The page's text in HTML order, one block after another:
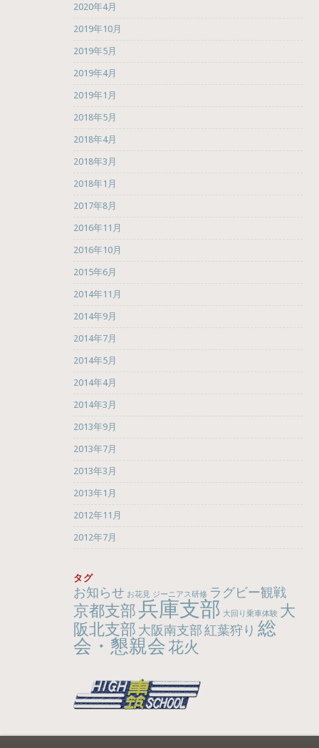
2020年4月
2019年10月
2019年5月
2019年4月
2019年1月
2018年5月
2018年4月
2018年3月
2018年1月
2017年8月
2016年11月
2016年10月
2015年6月
2014年11月
2014年9月
2014年7月
2014年5月
2014年4月
2014年3月
2013年9月
2013年7月
2013年3月
2013年1月
2012年11月
2012年7月
タグ
お知らせ お花見 ジーニアス研修 ラグビー観戦
京都支部兵庫支部 大回り乗車体験 大
阪北支部 大阪南支部 紅葉狩り 総
会・懇親会花火